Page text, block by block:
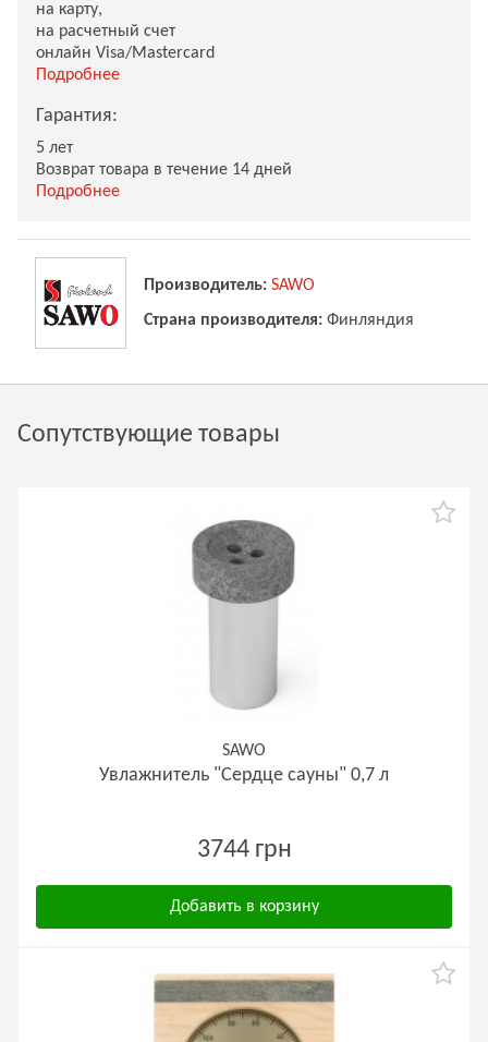
на карту,
на расчетный счет
онлайн Visa/Mastercard
Подробнее
Гарантия:
5 лет
Возврат товара в течение 14 дней
Подробнее
Производитель: SAWO
Страна производителя: Финляндия
Сопутствующие товары
SAWO
Увлажнитель "Сердце сауны" 0,7 л
3744 грн
Добавить в корзину